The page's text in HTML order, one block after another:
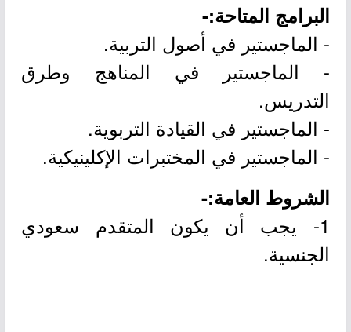
البرامج المتاحة:-
- الماجستير في أصول التربية.
- الماجستير في المناهج وطرق
التدريس.
- الماجستير في القيادة التربوية.
- الماجستير في المختبرات الإكلينيكية.
الشروط العامة:-
1- يجب أن يكون المتقدم سعودي
الجنسية.